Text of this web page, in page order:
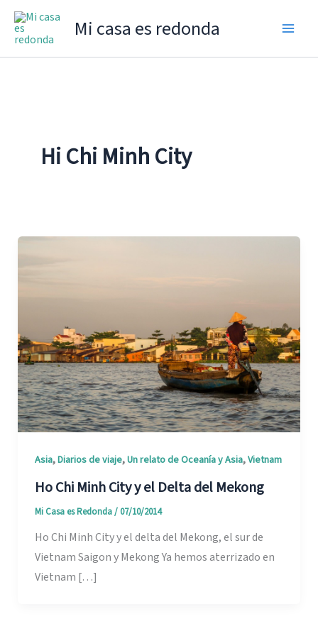
Mi casa es redonda
Hi Chi Minh City
Asia,Diarios de viaje,Un relato de Oceanía y Asia,Vietnam
Ho Chi Minh City y el Delta del Mekong
Mi Casa es Redonda/ 07/10/2014
Ho Chi Minh City y el delta del Mekong, el sur de
Vietnam Saigon y Mekong Ya hemos aterrizado en
Vietnam […]